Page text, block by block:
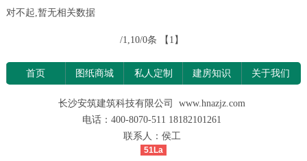
对不起,暂无相关数据
/1,10/0条 【1】
首页 图纸商城 私人定制 建房知识 关于我们
长沙安筑建筑科技有限公司 www.hnazjz.com
电话：400-8070-511 18182101261
联系人：侯工
51La